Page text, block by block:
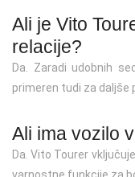
Ali je Vito
relacije?
Da. Zaradi udobnih
primeren tudi za daljše
Ali ima vozilo
Da. Vito Tourer